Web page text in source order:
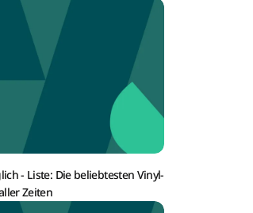
- Liste: Die beliebtesten Vinyl-
Zeiten